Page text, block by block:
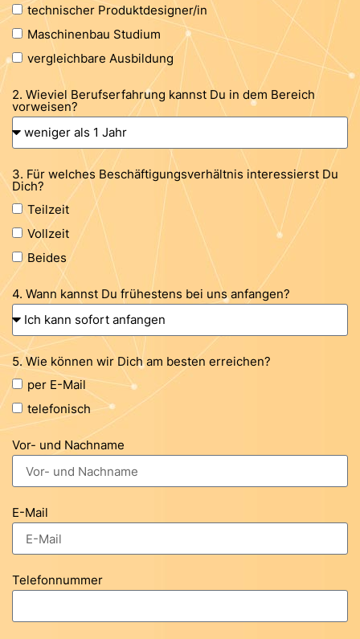
technischer Produktdesigner/in
Maschinenbau Studium
vergleichbare Ausbildung
2. Wieviel Berufserfahrung kannst Du in dem Bereich
vorweisen?
3. Für welches Beschäftigungsverhältnis interessierst Du
Dich?
Teilzeit
Vollzeit
Beides
4. Wann kannst Du frühestens bei uns anfangen?
5. Wie können wir Dich am besten erreichen?
per E-Mail
telefonisch
Vor- und Nachname
E-Mail
Telefonnummer